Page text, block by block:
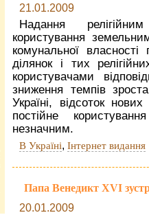
21.01.2009
Надання
користування
комунальної
ділянок і тих
користувачами
зниження темпів
Україні, відсоток
постійне
незначним.
В Україні, Інтернет видання
Папа Венедикт XVI
20.01.2009